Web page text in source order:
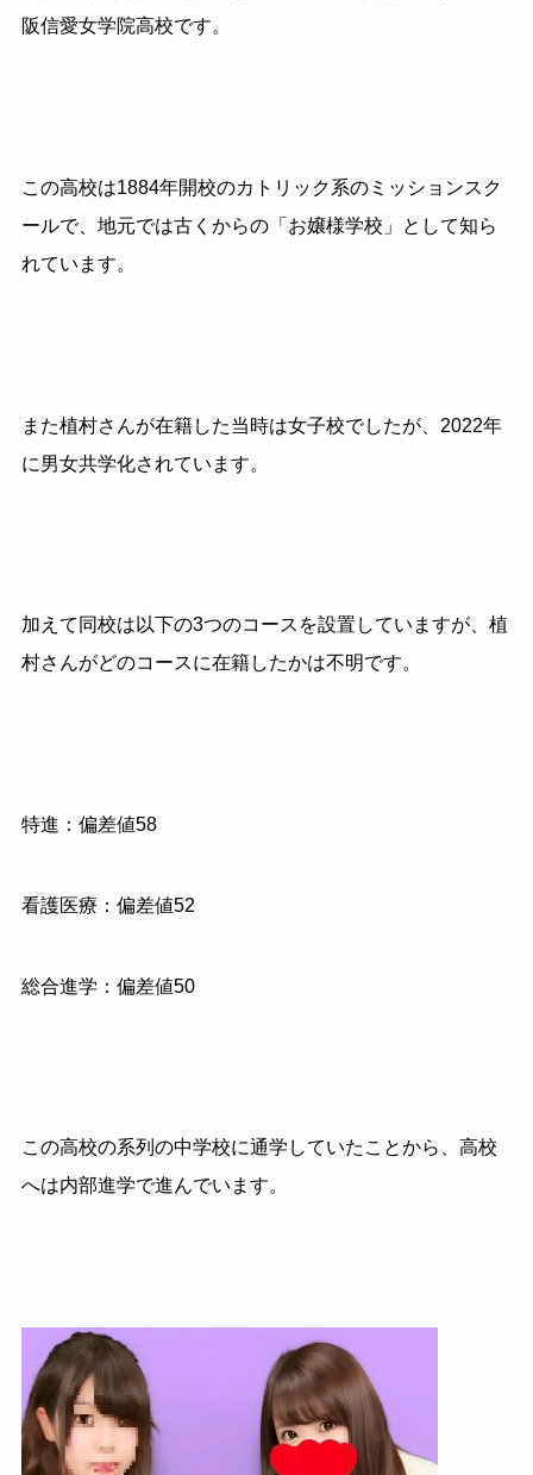
阪信愛女学院高校です。
この高校は1884年開校のカトリック系のミッションスク
ールで、地元では古くからの「お嬢様学校」として知ら
れています。
また植村さんが在籍した当時は女子校でしたが、2022年
に男女共学化されています。
加えて同校は以下の3つのコースを設置していますが、植
村さんがどのコースに在籍したかは不明です。
特進：偏差値58
看護医療：偏差値52
総合進学：偏差値50
この高校の系列の中学校に通学していたことから、高校
へは内部進学で進んでいます。